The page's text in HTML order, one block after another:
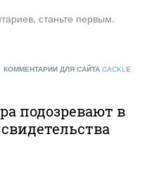
станьте первым.
КОММЕНТАРИИ ДЛЯ САЙТА CACKL E
подозревают в